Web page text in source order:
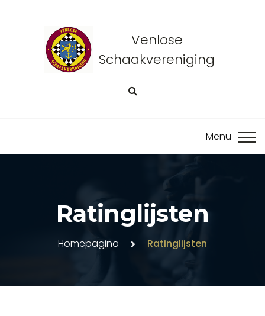
Venlose
Schaakvereniging
Ratinglijsten
Homepagina Ratinglijsten